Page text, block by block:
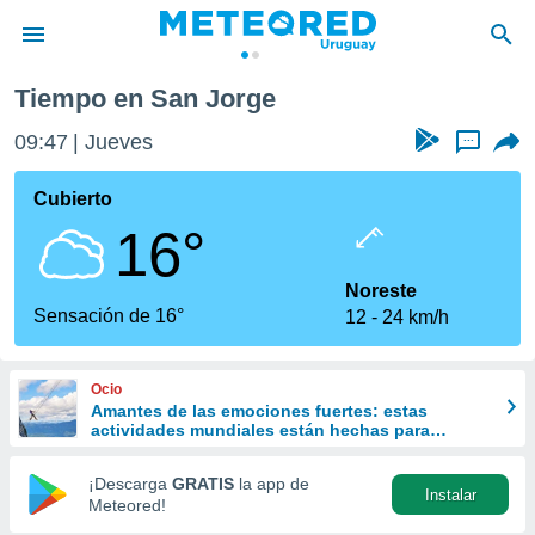
de
ha
que se
calidad.
a este
las
y
forma
digital
basada
Tiempo en San Jorge
09:47 Jueves ...
Cubierto
16°
Sensación de 16°
Noreste
12
24 km/h
Ocio
Amantes de las emociones fuertes: estas
actividades mundiales están hechas para
¡Descarga GRATIS la app de
Meteored!
Instalar